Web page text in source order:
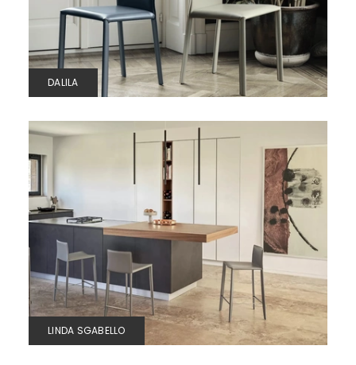
DALILA
LINDA SGABELLO